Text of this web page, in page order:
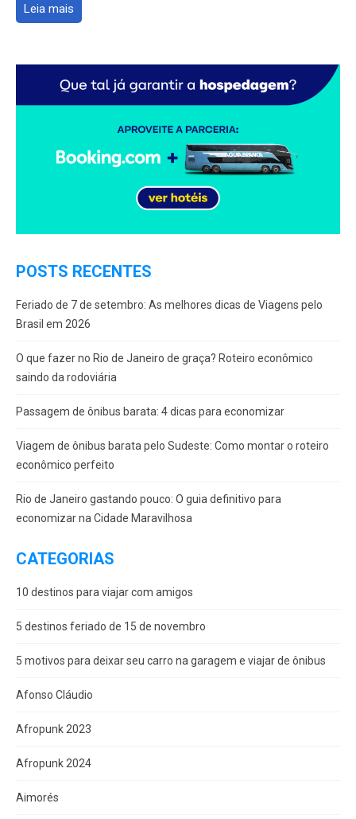
Leia mais
POSTS RECENTES
Feriado de 7 de setembro: As melhores dicas de Viagens pelo
Brasil em 2026
O que fazer no Rio de Janeiro de graça? Roteiro econômico
saindo da rodoviária
Passagem de ônibus barata: 4 dicas para economizar
Viagem de ônibus barata pelo Sudeste: Como montar o roteiro
econômico perfeito
Rio de Janeiro gastando pouco: O guia definitivo para
economizar na Cidade Maravilhosa
CATEGORIAS
10 destinos para viajar com amigos
5 destinos feriado de 15 de novembro
5 motivos para deixar seu carro na garagem e viajar de ônibus
Afonso Cláudio
Afropunk 2023
Afropunk 2024
Aimorés